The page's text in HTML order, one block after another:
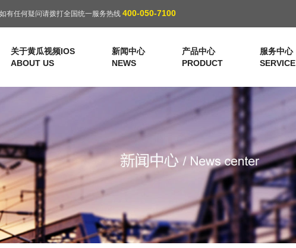
有任何疑问请拨打全国统一服务热线 400-050-7100
关于黄瓜视频IOS
ABOUT US
新闻中心
NEWS
产品中心
PRODUCT
服务中心
SERVICE